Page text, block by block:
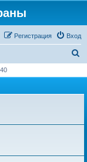
Вход
Регистрация
с